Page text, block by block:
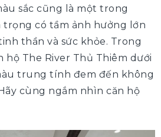
sắc cũng là một trong
có tầm ảnh hưởng lớn
thần và sức khỏe. Trong
hộ The River Thủ Thiêm dưới
trung tính đem đến không
cùng ngắm nhìn căn hộ